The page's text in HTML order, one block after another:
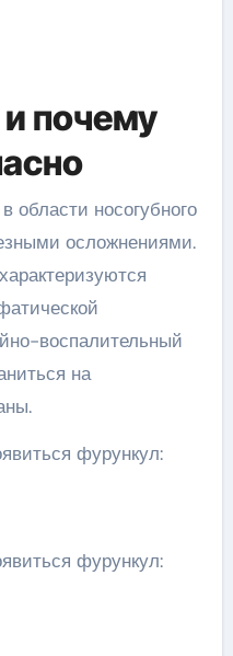
почему
области носогубного
осложнениями.
воспалительный
на